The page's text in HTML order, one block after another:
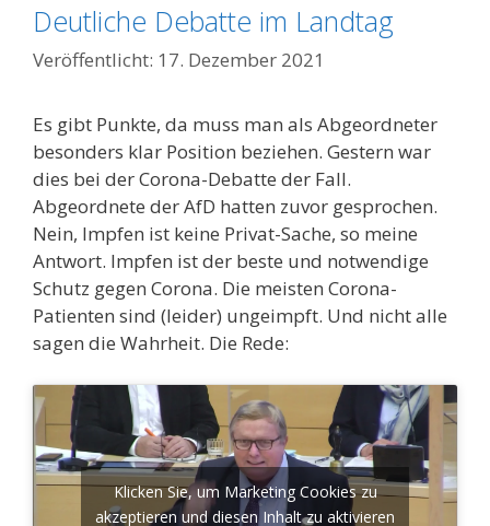
Deutliche Debatte im Landtag
17. Dezember 2021
Es gibt Punkte, da muss man als Abgeordneter
besonders klar Position beziehen. Gestern war
dies bei der Corona-Debatte der Fall.
Abgeordnete der AfD hatten zuvor gesprochen.
Nein, Impfen ist keine Privat-Sache, so meine
Antwort. Impfen ist der beste und notwendige
Schutz gegen Corona. Die meisten Corona-
Patienten sind (leider) ungeimpft. Und nicht alle
sagen die Wahrheit. Die Rede:
Klicken Sie, um Marketing Cookies zu
akzeptieren und diesen Inhalt zu aktivieren